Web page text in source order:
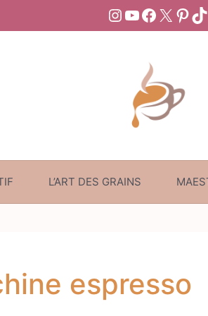
Instagram
YouTube
Facebook
X
L’ART DES GRAINS
espresso